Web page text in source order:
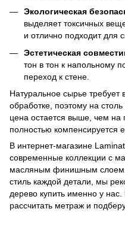
Экологическая
выделяет токсичных
и отлично подходит для
Эстетическая
тон в тон к напольному
переход к стене.
Натуральное сырье требует
обработке, поэтому на
цена остается выше, чем на
полностью компенсируется
В интернет-магазине
современные коллекции с
масляным финишным слоем.
стиль каждой детали, мы
дерево купить именно у
рассчитать метраж и